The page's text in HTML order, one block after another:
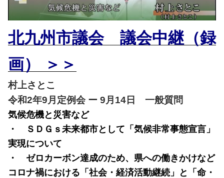
北九州市議会 議会中継（録
画） ＞＞
村上さとこ
令和2年9月定例会 ー 9月14日 一般質問
気候危機と災害など
・ ＳＤＧｓ未来都市として「気候非常事態宣言」
実現について
・ ゼロカーボン達成のため、県への働きかけなど
コロナ禍における「社会・経済活動継続」と「命・